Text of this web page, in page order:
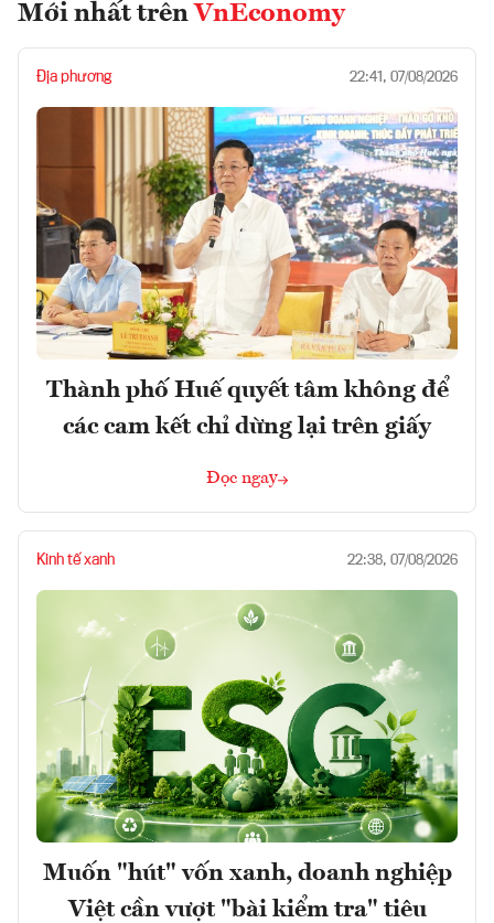
Mới nhất trên VnEconomy
Địa phương 22:41, 07/08/2026
Thành phố Huế quyết tâm không để
các cam kết chỉ dừng lại trên giấy
Đọc ngay
Kinh tế xanh 22:38, 07/08/2026
Muốn "hút" vốn xanh, doanh nghiệp
Việt cần vượt "bài kiểm tra" tiêu